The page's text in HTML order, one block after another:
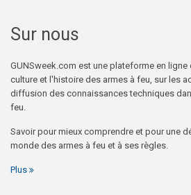
Sur nous
GUNSweek.com est une plateforme en
culture et l'histoire des armes à feu, sur les
diffusion des connaissances techniques
feu.
Savoir pour mieux comprendre et pour une
monde des armes à feu et à ses règles.
Plus